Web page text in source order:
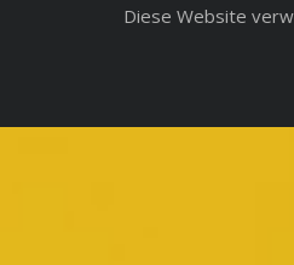
Diese Website